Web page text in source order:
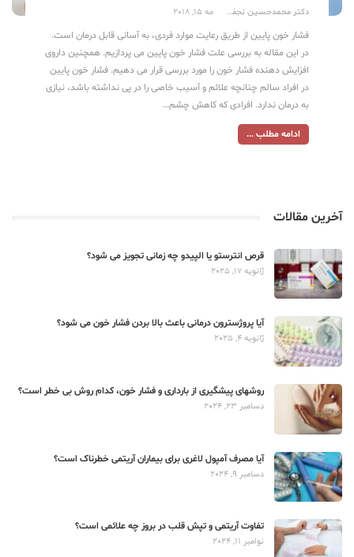
دکتر محمدحسین نجفی مه 15, 2018
فشار خون پایین از طریق رعایت موارد فردی، به آسانی قابل درمان است.
در این مقاله به بررسی علت فشار خون پایین می پردازیم. همچنین داروی
افزایش دهنده فشار خون را مورد بررسی قرار می دهیم. فشار خون پایین
در افراد سالم چنانچه علائم و آسیب خاصی را در پی نداشته باشد، نیازی
به درمان ندارد. افرادی که کاهش چشم…
ادامه مطلب ...
آخرین مقالات
قرص انترستو یا الپیدو چه زمانی تجویز می شود؟
ژانویه 17, 2025
آیا پروژسترون درمانی باعث بالا بردن فشار خون می شود؟
ژانویه 4, 2025
روشهای پیشگیری از بارداری و فشار خون، کدام روش بی خطر است؟
دسامبر 23, 2024
آیا مصرف آمپول لاغری برای بیماران آریتمی خطرناک است؟
دسامبر 9, 2024
تفاوت آریتمی و تپش قلب در بروز چه علائمی است؟
نوامبر 11, 2024